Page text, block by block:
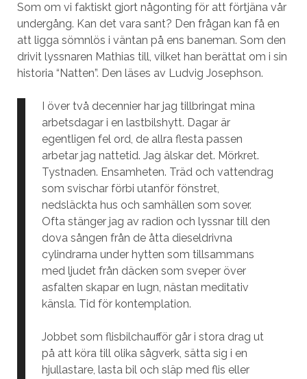
Som om vi faktiskt gjort någonting för att förtjäna vår
undergång. Kan det vara sant? Den frågan kan få en
att ligga sömnlös i väntan på ens baneman. Som den
drivit lyssnaren Mathias till, vilket han berättat om i sin
historia “Natten”. Den läses av Ludvig Josephson.
I över två decennier har jag tillbringat mina
arbetsdagar i en lastbilshytt. Dagar är
egentligen fel ord, de allra flesta passen
arbetar jag nattetid. Jag älskar det. Mörkret.
Tystnaden. Ensamheten. Träd och vattendrag
som svischar förbi utanför fönstret,
nedsläckta hus och samhällen som sover.
Ofta stänger jag av radion och lyssnar till den
dova sången från de åtta dieseldrivna
cylindrarna under hytten som tillsammans
med ljudet från däcken som sveper över
asfalten skapar en lugn, nästan meditativ
känsla. Tid för kontemplation.
Jobbet som flisbilchaufför går i stora drag ut
på att köra till olika sågverk, sätta sig i en
hjullastare, lasta bil och släp med flis eller